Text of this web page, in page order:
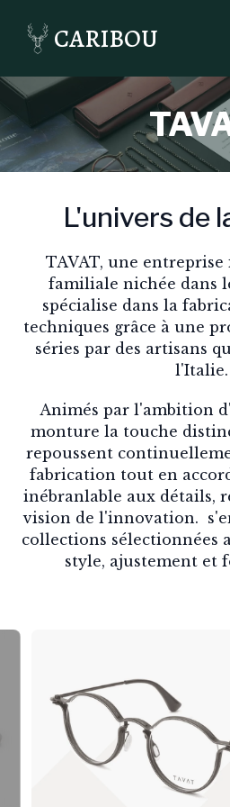
CARIBOU
L'univers de
TAVAT, une
familiale nichée dans
spécialise dans la
techniques grâce à une
séries par des artisans
l'Italie.
Animés par l'ambition
monture la touche
repoussent
fabrication tout en
inébranlable aux détails,
vision de l'innovation.
collections sélectionnées
style, ajustement et
Slide 1 of 6